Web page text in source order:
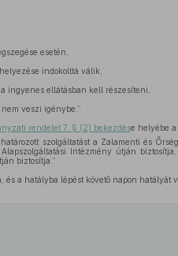
esetén,
indokolttá válik,
ingyenes ellátásban kell részesíteni,
veszi igénybe.”
rendelet 7. § (2) bekezdése helyébe a
szolgáltatást a Zalamenti és
Intézmény útján
biztosítja.”
a hatályba lépést követő napon hatályát